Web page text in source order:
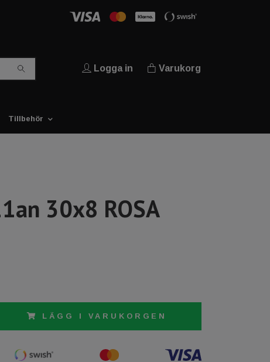
Logga in Varukorg
Tillbehör
30x8 ROSA
LÄGG I VARUKORGEN